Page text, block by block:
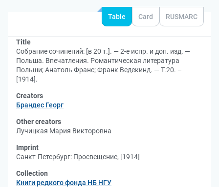
Table Card RUSMARC
Title
Собрание сочинений: [в 20 т.]. — 2-е испр. и доп. изд. —
Польша. Впечатления. Романтическая литература
Польши; Анатоль Франс; Франк Ведекинд. — Т.20. –
[1914].
Creators
Брандес Георг
Other creators
Лучицкая Мария Викторовна
Imprint
Санкт-Петербург: Просвещение, [1914]
Collection
Книги редкого фонда НБ НГУ